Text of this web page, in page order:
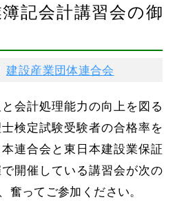
記会計講習会の御
建設産業団体連合会
会計処理能力の向上を図る
検定試験受験者の合格率を
連合会と東日本建設業保証
で開催している講習会が次の
奮ってご参加ください。